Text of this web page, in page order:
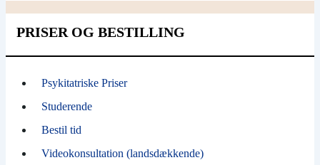
PRISER OG BESTILLING
Psykitatriske Priser
Studerende
Bestil tid
Videokonsultation (landsdækkende)